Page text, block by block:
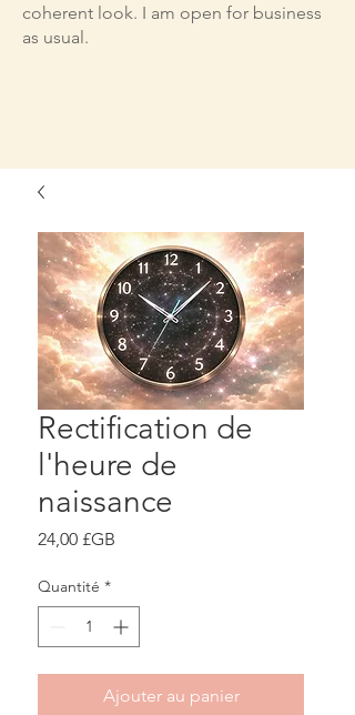
coherent look. I am open for business
as usual.
Rectification de
l'heure de
naissance
24,00 £GB
Quantité *
Ajouter au panier